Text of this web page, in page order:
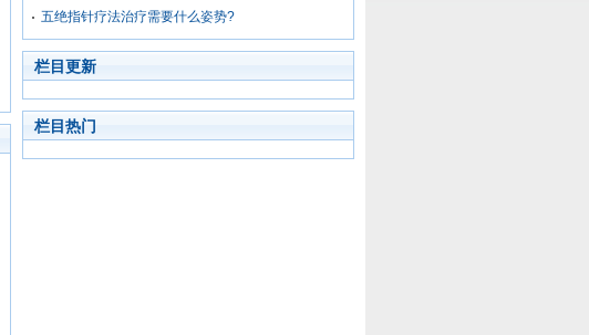
五绝指针疗法治疗需要什么姿势?
栏目更新
栏目热门